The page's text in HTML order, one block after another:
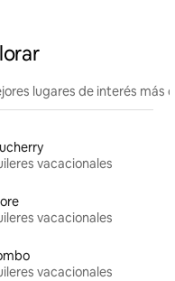
lugares de interés más
vacacionales
vacacionales
vacacionales